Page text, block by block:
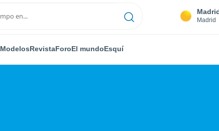
Madrid
ModelosRevistaForoEl mundoEsquí